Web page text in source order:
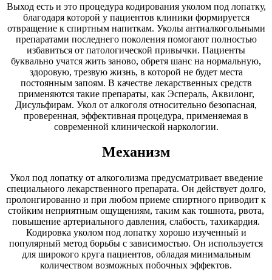
Выход есть и это процедура кодирования уколом под лопатку,
благодаря которой у пациентов клиники формируется
отвращение к спиртным напиткам. Уколы антиалкогольными
препаратами последнего поколения помогают полностью
избавиться от патологической привычки. Пациенты
буквально учатся жить заново, обретя шанс на нормальную,
здоровую, трезвую жизнь, в которой не будет места
постоянным запоям. В качестве лекарственных средств
применяются такие препараты, как Эспераль, Аквилонг,
Дисульфирам. Укол от алкоголя относительно безопасная,
проверенная, эффективная процедура, применяемая в
современной клинической наркологии.
Механизм
Укол под лопатку от алкоголизма предусматривает введение
специального лекарственного препарата. Он действует долго,
пролонгированно и при любом приеме спиртного приводит к
стойким неприятным ощущениям, таким как тошнота, рвота,
повышение артериального давления, слабость, тахикардия.
Кодировка уколом под лопатку хорошо изученный и
популярный метод борьбы с зависимостью. Он используется
для широкого круга пациентов, обладая минимальным
количеством возможных побочных эффектов.